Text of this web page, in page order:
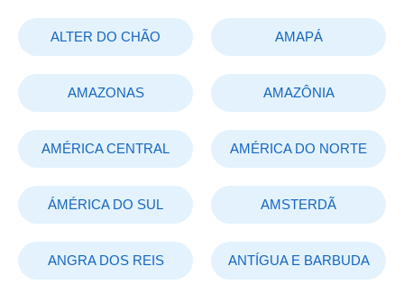
ALTER DO CHÃO AMAPÁ
AMAZONAS AMAZÔNIA
AMÉRICA CENTRAL AMÉRICA DO NORTE
ÁMÉRICA DO SUL AMSTERDÃ
ANGRA DOS REIS ANTÍGUA E BARBUDA